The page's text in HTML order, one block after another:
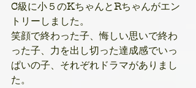
C級に小５のKちゃんとRちゃんがエン
トリーしました。
笑顔で終わった子、悔しい思いで終わ
った子、力を出し切った達成感でいっ
ぱいの子、それぞれドラマがありまし
た。